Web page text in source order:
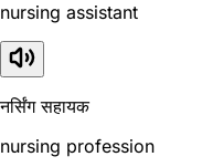
nursing assistant
नर्सिंग सहायक
nursing profession